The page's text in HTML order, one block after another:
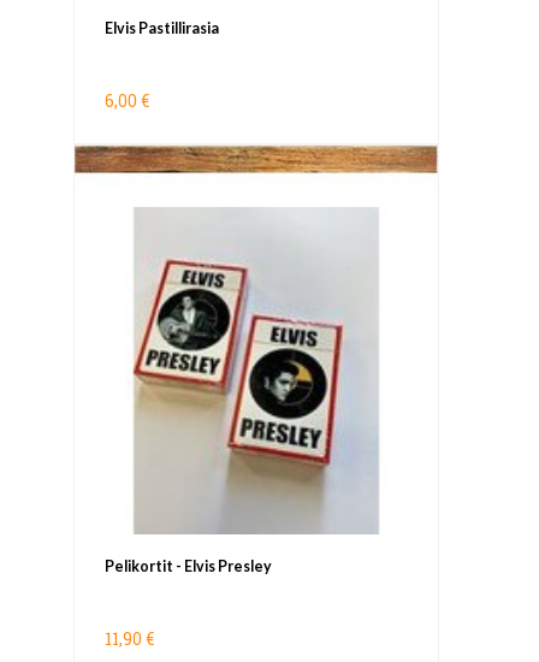
Elvis Pastillirasia
6,00 €
Pelikortit - Elvis Presley
11,90 €